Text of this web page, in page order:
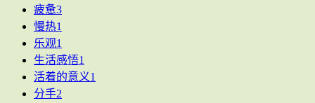
疲惫3
慢热1
乐观1
生活感悟1
活着的意义1
分手2